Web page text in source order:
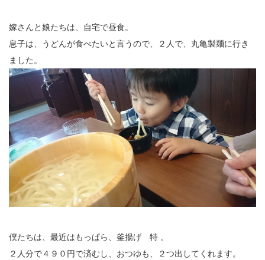
嫁さんと娘たちは、自宅で昼食。
息子は、うどんが食べたいと言うので、２人で、丸亀製麺に行き
ました。
僕たちは、最近はもっぱら、釜揚げ 特 。
２人分で４９０円で済むし、おつゆも、２つ出してくれます。